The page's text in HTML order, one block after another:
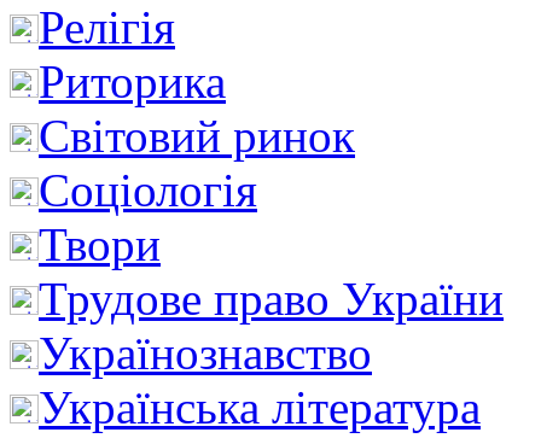
Релігія
Риторика
Світовий ринок
Соціологія
Твори
Трудове право України
Українознавство
Українська література